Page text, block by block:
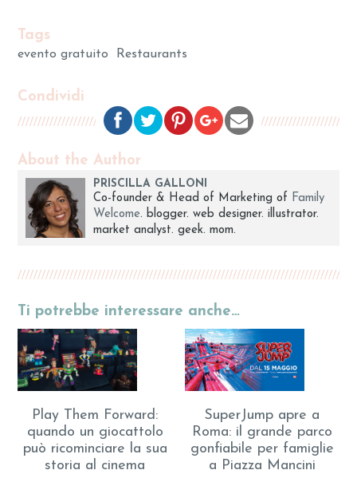
Tags
evento gratuito Restaurants
Condividi
About the Author
PRISCILLA GALLONI
Co-founder & Head of Marketing of Family
Welcome. blogger. web designer. illustrator.
market analyst. geek. mom.
Ti potrebbe interessare anche…
Play Them Forward:
quando un giocattolo
può ricominciare la sua
storia al cinema
SuperJump apre a
Roma: il grande parco
gonfiabile per famiglie
a Piazza Mancini